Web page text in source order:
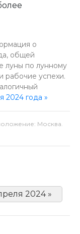
о
общей
луны по лунному
рабочие успехи.
2024 года »
Москва.
2024 »